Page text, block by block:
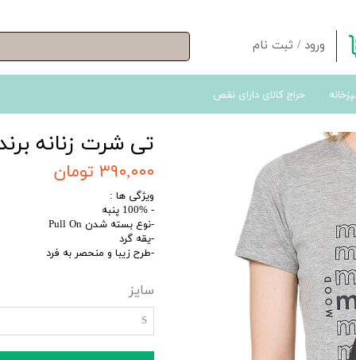
ورود / ثبت نام
تغییر گذر واژه
خروج از حساب کاربری
حراج کالای دارای نقص
تی شرت زنانه
۳۹۰,۰۰۰ تومان
ویژگی ها :
- 100% پنبه
-نوع بسته شدن Pull On
-یقه گرد
-طرح زیبا و منحصر به فرد
سایز
S